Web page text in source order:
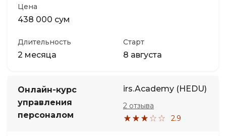
Цена
438 000 сум
Длительность
2 месяца
Старт
8 августа
Онлайн-курс
управления
персоналом
irs.Academy (HEDU)
2.9
2 отзыва